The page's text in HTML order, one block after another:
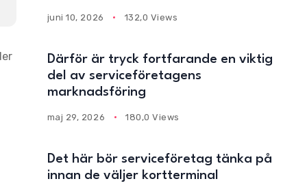
juni 10, 2026 132,0 Views
Därför är tryck fortfarande en viktig
del av serviceföretagens
marknadsföring
maj 29, 2026 180,0 Views
Det här bör serviceföretag tänka på
innan de väljer kortterminal